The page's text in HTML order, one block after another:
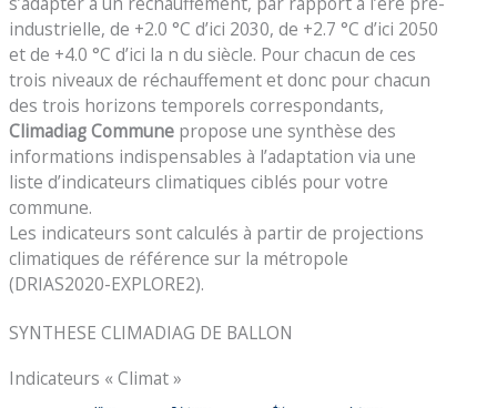
industrielle, de +2.0 °C d’ici 2030, de +2.7 °C d’ici 2050
et de +4.0 °C d’ici la n du siècle. Pour chacun de ces
trois niveaux de réchauffement et donc pour chacun
des trois horizons temporels correspondants,
Climadiag Commune propose une synthèse des
informations indispensables à l’adaptation via une
liste d’indicateurs climatiques ciblés pour votre
commune.
Les indicateurs sont calculés à partir de projections
climatiques de référence sur la métropole
(DRIAS2020-EXPLORE2).
SYNTHESE CLIMADIAG DE BALLON
Indicateurs « Climat »